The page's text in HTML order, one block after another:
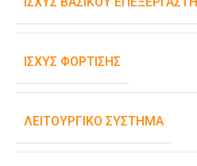
ΙΣΧΎΣ ΦΌΡΤΙΣΗΣ
ΛΕΙΤΟΥΡΓΙΚΌ ΣΎΣΤΗΜΑ